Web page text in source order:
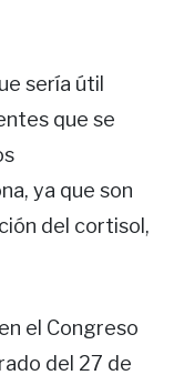
sería útil
que se
ya que son
del cortisol,
el Congreso
del 27 de